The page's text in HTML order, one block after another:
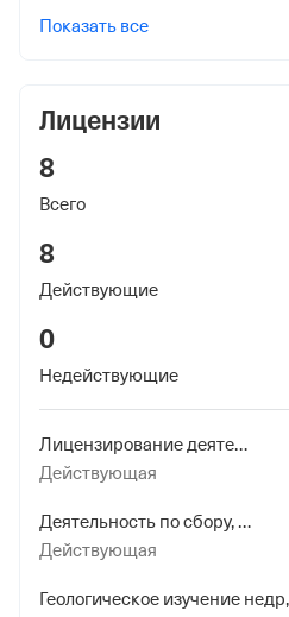
Показать все
Лицензии
8
Всего
8
Действующие
0
Недействующие
Лицензирование деятельности по сбору, транспортированию, обработке, утилизации, обезвреживанию, размещению отходов I - IV классов опасности (за исключением случаев, если сбор отходов I - IV классов опасности осуществляется не по месту их обработки, и (или) утилизации, и (или) обезвреживания, и (или) размещения)
Действующая
Деятельность по сбору, транспортированию, обработке, утилизации, обезвреживанию, размещению отходов I - IV классов опасности
Действующая